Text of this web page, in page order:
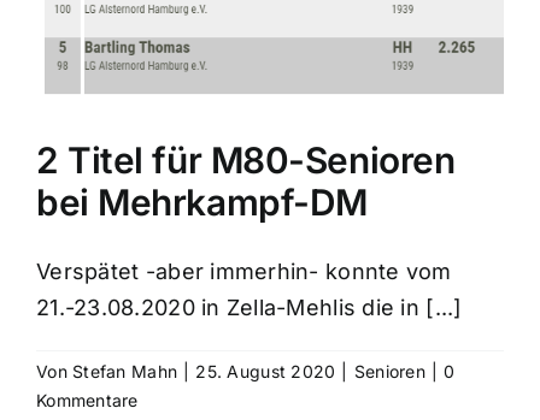
2 Titel für M80-Senioren
bei Mehrkampf-DM
Verspätet -aber immerhin- konnte vom
21.-23.08.2020 in Zella-Mehlis die in [...]
Von Stefan Mahn 25. August 2020 Senioren
0
Kommentare